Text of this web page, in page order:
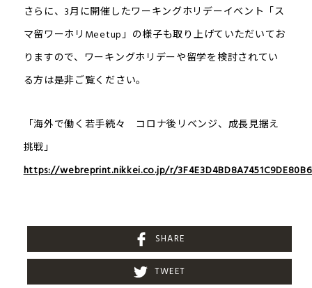
さらに、3月に開催したワーキングホリデーイベント「ス
マ留ワーホリMeetup」の様子も取り上げていただいてお
りますので、ワーキングホリデーや留学を検討されてい
る方は是非ご覧ください。
「海外で働く若手続々 コロナ後リベンジ、成長見据え
挑戦」
https://webreprint.nikkei.co.jp/r/
SHARE
TWEET